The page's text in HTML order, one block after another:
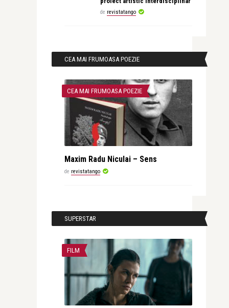
de revistatango
CEA MAI FRUMOASA POEZIE
CEA MAI FRUMOASA POEZIE
Maxim Radu Niculai – Sens
de revistatango
SUPERSTAR
FILM